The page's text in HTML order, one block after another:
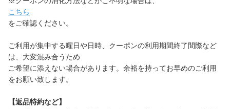
こちら
をご確認ください。
ご利用が集中する曜日や日時、クーポンの利用期間終了間際など
は、大変混み合うため
ご希望に添えない場合があります。余裕を持ってお早めのご利用
をお願い致します。
【返品特約など】